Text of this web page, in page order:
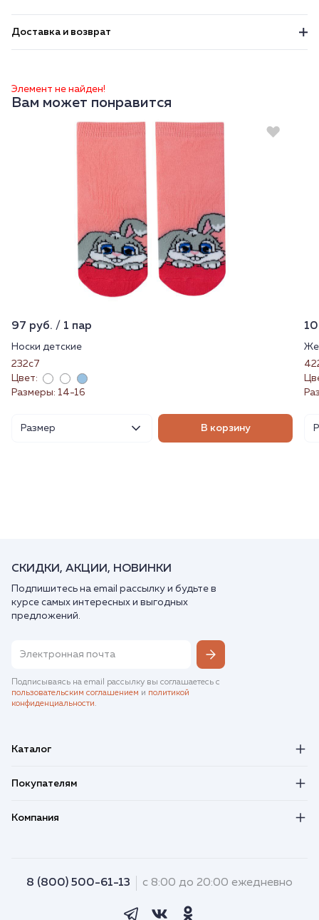
Доставка и возврат
Элемент не найден!
Вам может понравится
97 руб. / 1 пар
Носки детские
232с7
Цвет:
Размеры: 14-16
Размер В корзину
СКИДКИ, АКЦИИ, НОВИНКИ
Подпишитесь на email рассылку и будьте в
курсе самых интересных и выгодных
предложений.
Подписываясь на email рассылку вы соглашаетесь с
пользовательским соглашением и политикой
конфиденциальности.
Каталог
Покупателям
Компания
8 (800) 500-61-13 с 8:00 до 20:00 ежедневно